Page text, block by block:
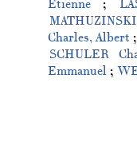
Étienne;
MATHUZINSKI
Charles, Albert
SCHULER
Emmanuel;